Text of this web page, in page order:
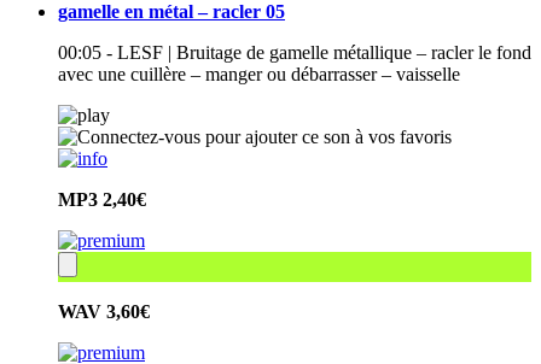
gamelle en métal – racler 05
00:05 - LESF | Bruitage de gamelle métallique – racler le fond
avec une cuillère – manger ou débarrasser – vaisselle
MP3 2,40€
WAV 3,60€